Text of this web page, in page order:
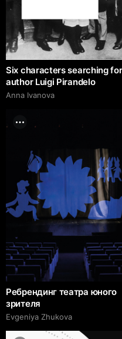
Six characters searching for
author Luigi Pirandelo
Anna Ivanova
Ребрендинг театра юного
зрителя
Evgeniya Zhukova